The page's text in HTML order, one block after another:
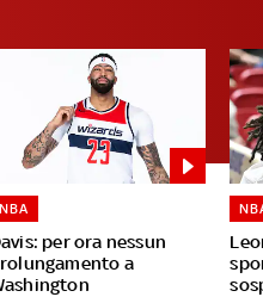
per ora nessun
a
NBA